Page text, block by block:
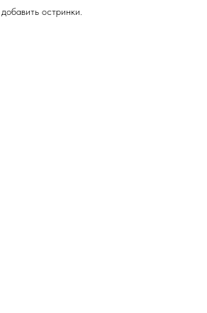
остринки.